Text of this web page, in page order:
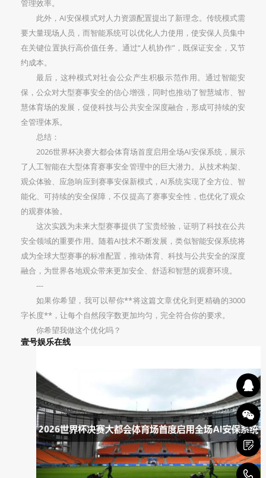
管理效率。
此外，AI安保模式对人力资源配置提出了新理念。传统模式需
要大量现场人员，而智能系统可以优化人力使用，使安保人员集中
在关键位置执行高价值任务。通过“人机协作”，既保证安全，又节
约成本。
最后，这种模式对社会公众产生积极示范作用。通过智能安
保，公众对大型赛事安全的信心增强，同时也推动了智慧城市、智
慧体育场的发展，促使科技与公共安全深度融合，形成可持续的安
全管理体系。
总结：
2026世界杯决赛大都会体育场首度启用全场AI安保系统，展示
了人工智能在大型体育赛事安全管理中的巨大潜力。从技术构架、
观众体验、应急响应到赛事安保新模式，AI系统实现了全方位、智
能化、可持续的安全保障，不仅提高了赛事安全性，也优化了观众
的观赛体验。
这次实践为未来大型赛事提供了宝贵经验，证明了科技在公共
安全领域的重要作用。随着AI技术不断发展，类似智能安保系统将
成为全球大型赛事的标准配置，推动体育、科技与公共安全的深度
融合，为世界各地观众带来更加安全、舒适和智慧的观赛环境。
---
如果你希望，我可以帮你**将这篇文章优化到更精确的3000
字长度**，让每个自然段字数更加均匀，完全符合你的要求。
你希望我做这个优化吗？
壹号娱乐在线